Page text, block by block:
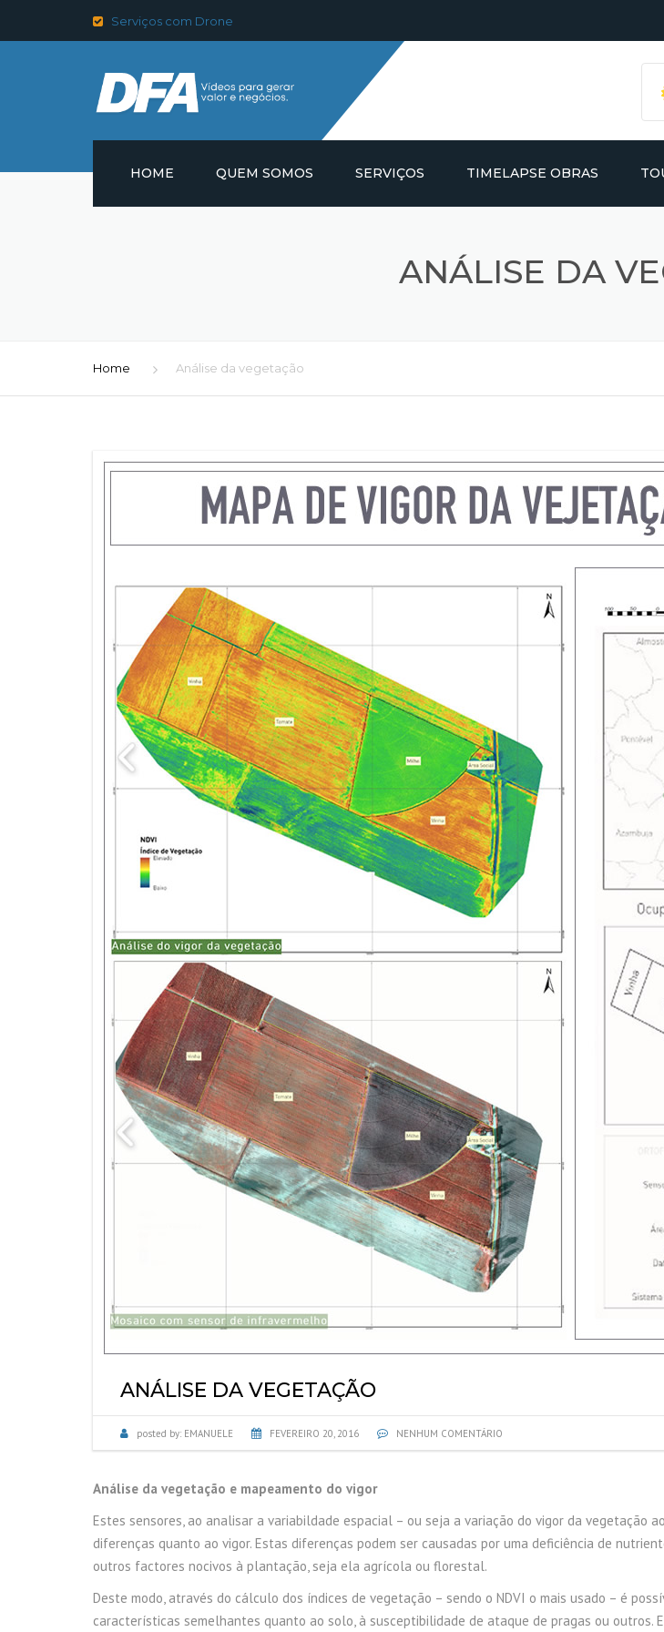
Serviços com Drone
HOME QUEM SOMOS SERVIÇOS
FOTOGRAFIA COMERCIAL E
TIMELAPSE OBRAS
ACOMPANHAMENTO DE
INSPEÇÃO TERMOGRÁFICA
INSPEÇÃO DE TORRES DE
TELECOMUNICAÇÃO
NR13 INSPEÇÕES EM
TUBULAÇÕES
INSPEÇÃO PREDIAL
LAUDO VISTORIA DE
VIZINHANÇA
TIMELAPSE OBRAS
ANÁLISE DA
Home Análise da vegetação
ANÁLISE DA VEGETAÇÃO
posted by: EMANUELE FEVEREIRO 20, 2016 NENHUM COMENTÁRIO
Análise da vegetação e mapeamento do vigor
Estes sensores, ao analisar a variabildade espacial – ou seja a variação do vigor da vegetação
diferenças quanto ao vigor. Estas diferenças podem ser causadas por uma deficiência de
outros factores nocivos à plantação, seja ela agrícola ou florestal.
Deste modo, através do cálculo dos índices de vegetação – sendo o NDVI o mais usado – é
características semelhantes quanto ao solo, à susceptibilidade de ataque de pragas ou outros.